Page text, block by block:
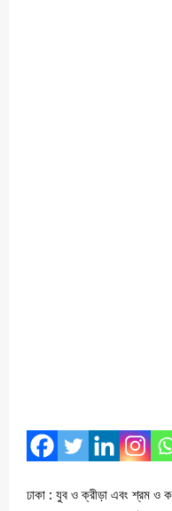
ঢাকা : যুব ও ক্রীড়া এবং শ্রম ও